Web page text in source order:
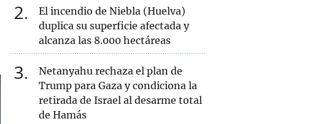
2
El incendio de Niebla (Huelva)
duplica su superficie afectada y
alcanza las 8.000 hectáreas
3
Netanyahu rechaza el plan de
Trump para Gaza y condiciona la
retirada de Israel al desarme total
de Hamás